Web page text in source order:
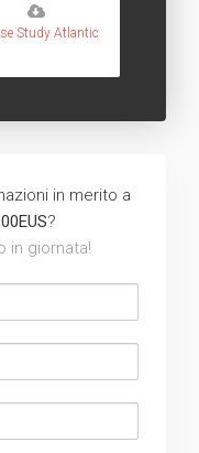
Study Atlantic
in merito a
?
in giornata!